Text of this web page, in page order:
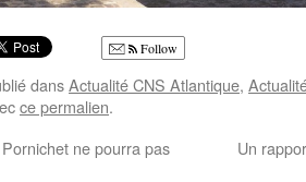
Follow
dansActualité CNS Atlantique,
ce permalien.
ne pourra pas
Un